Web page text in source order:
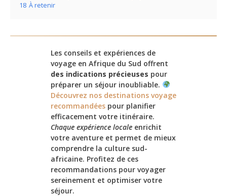
18 À retenir
Les conseils et expériences de
voyage en Afrique du Sud offrent
des indications précieuses pour
préparer un séjour inoubliable.
Découvrez nos destinations voyage
recommandées pour planifier
efficacement votre itinéraire.
Chaque expérience locale enrichit
votre aventure et permet de mieux
comprendre la culture sud-
africaine. Profitez de ces
recommandations pour voyager
sereinement et optimiser votre
séjour.